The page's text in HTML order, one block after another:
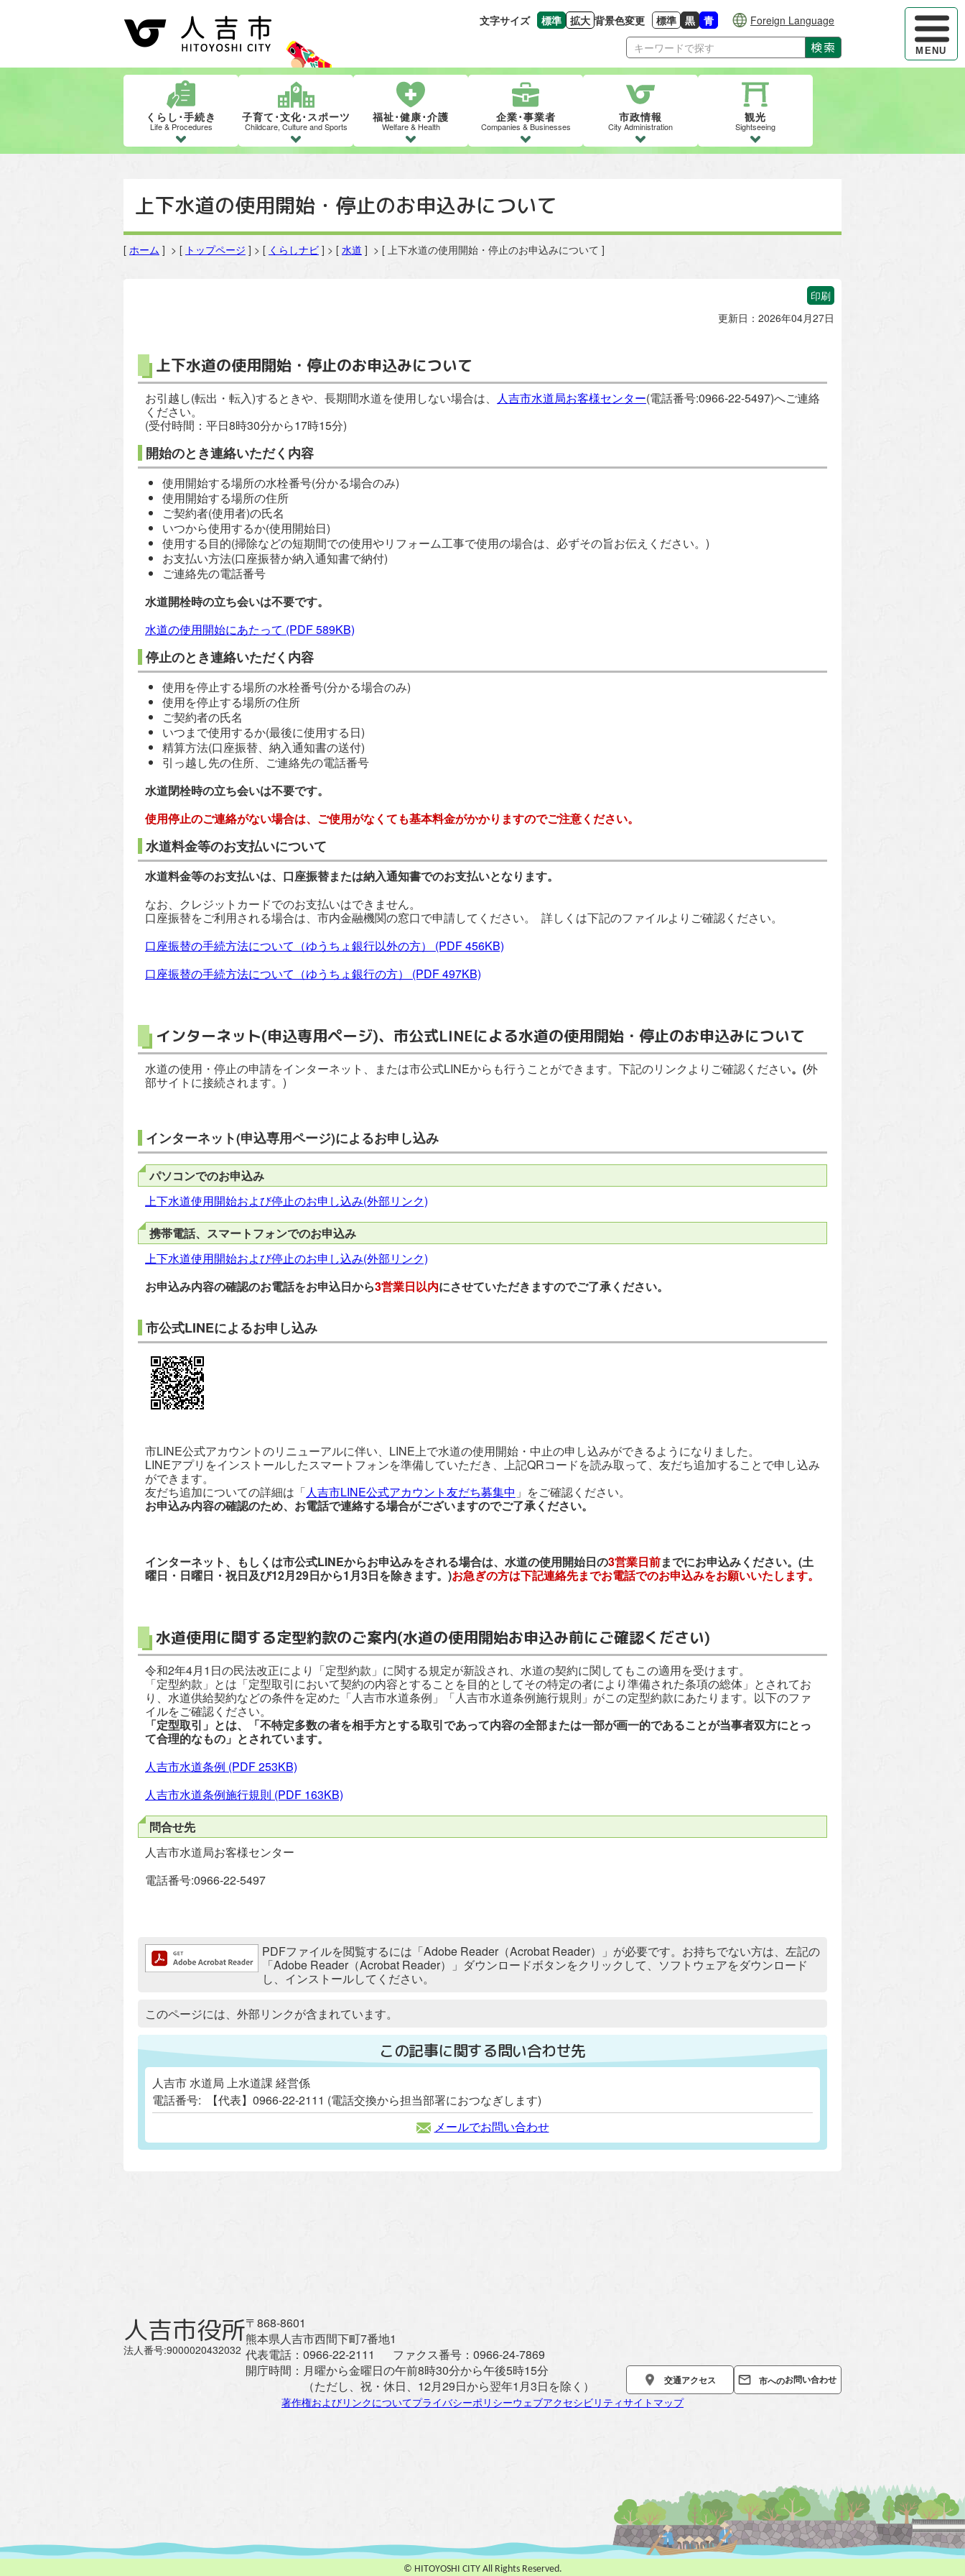
ハンバー
MENU
文字サイズ 標準
文字の大きさをもとの大きさに戻す
拡大
文字を大きくする
背景色変更 標準
背景色の変更：白
黒
背景色の変更：黒
青
背景色の変更：青
Foreign Language
検索
くらし･手続き
Life & Procedures
子育て･文化･スポーツ
Childcare, Culture and Sports
福祉･健康･介護
Welfare & Health
企業･事業者
Companies & Businesses
市政情報
City Administration
観光
Sightseeing
上下水道の使用開始・停止のお申込みについて
[ ホーム ] > [ トップページ ] > [ くらしナビ ] > [ 水道 ] > [ 上下水道の使用開始・停止のお申込みについて ]
印刷
更新日：2026年04月27日
上下水道の使用開始・停止のお申込みについて
お引越し(転出・転入)するときや、長期間水道を使用しない場合は、 人吉市水道局お客様センター(電話番号:0966-22-5497)へご連絡
ください。
(受付時間：平日8時30分から17時15分)
開始のとき連絡いただく内容
使用開始する場所の水栓番号(分かる場合のみ)
使用開始する場所の住所
ご契約者(使用者)の氏名
いつから使用するか(使用開始日)
使用する目的(掃除などの短期間での使用やリフォーム工事で使用の場合は、必ずその旨お伝えください。)
お支払い方法(口座振替か納入通知書で納付)
ご連絡先の電話番号
水道開栓時の立ち会いは不要です。
水道の使用開始にあたって (PDF 589KB)
停止のとき連絡いただく内容
使用を停止する場所の水栓番号(分かる場合のみ)
使用を停止する場所の住所
ご契約者の氏名
いつまで使用するか(最後に使用する日)
精算方法(口座振替、納入通知書の送付)
引っ越し先の住所、ご連絡先の電話番号
水道閉栓時の立ち会いは不要です。
使用停止のご連絡がない場合は、ご使用がなくても基本料金がかかりますのでご注意ください。
水道料金等のお支払いについて
水道料金等のお支払いは、口座振替または納入通知書でのお支払いとなります。
なお、クレジットカードでのお支払いはできません。
口座振替をご利用される場合は、市内金融機関の窓口で申請してください。 詳しくは下記のファイルよりご確認ください。
口座振替の手続方法について（ゆうちょ銀行以外の方）
(PDF 456KB)
口座振替の手続方法について（ゆうちょ銀行の方）
(PDF 497KB)
インターネット(申込専用ページ)、市公式LINEによる水道の使用開始・停止のお申込みについて
水道の使用・停止の申請をインターネット、または市公式LINEからも行うことができます。下記のリンクよりご確認ください。(外
部サイトに接続されます。)
インターネット(申込専用ページ)によるお申し込み
パソコンでのお申込み
上下水道使用開始および停止のお申し込み(外部リンク)
携帯電話、スマートフォンでのお申込み
上下水道使用開始および停止のお申し込み(外部リンク)
お申込み内容の確認のお電話をお申込日から3営業日以内にさせていただきますのでご了承ください。
市公式LINEによるお申し込み
市LINE公式アカウントのリニューアルに伴い、LINE上で水道の使用開始・中止の申し込みができるようになりました。
LINEアプリをインストールしたスマートフォンを準備していただき、上記QRコードを読み取って、友だち追加することで申し込み
ができます。
友だち追加についての詳細は「人吉市LINE公式アカウント友だち募集中 」をご確認ください。
お申込み内容の確認のため、お電話で連絡する場合がございますのでご了承ください。
インターネット、もしくは市公式LINEからお申込みをされる場合は、水道の使用開始日の3営業日前までにお申込みください。(土
曜日・日曜日・祝日及び12月29日から1月3日を除きます。)お急ぎの方は下記連絡先までお電話でのお申込みをお願いいたします。
水道使用に関する定型約款のご案内(水道の使用開始お申込み前にご確認ください)
令和2年4月1日の民法改正により「定型約款」に関する規定が新設され、水道の契約に関してもこの適用を受けます。
「定型約款」とは「定型取引において契約の内容とすることを目的としてその特定の者により準備された条項の総体」とされてお
り、水道供給契約などの条件を定めた「人吉市水道条例」「人吉市水道条例施行規則」がこの定型約款にあたります。以下のファ
イルをご確認ください。
「定型取引」とは、「不特定多数の者を相手方とする取引であって内容の全部または一部が画一的であることが当事者双方にとっ
て合理的なもの」とされています。
人吉市水道条例 (PDF 253KB)
人吉市水道条例施行規則 (PDF 163KB)
問合せ先
人吉市水道局お客様センター
電話番号:0966-22-5497
追加情報：PDFファイルPDFファイルを閲覧するには「Adobe Reader（Acrobat Reader）」が必要です。お持ちでない方は、左記の
「Adobe Reader（Acrobat Reader）」ダウンロードボタンをクリックして、ソフトウェアをダウンロード
し、インストールしてください。
追加情報：外部リンク
このページには、外部リンクが含まれています。
この記事に関する問い合わせ先
人吉市 水道局 上水道課 経営係
電話番号:
【代表】0966-22-2111 (電話交換から担当部署におつなぎします)
メールでお問い合わせ
人吉市役所
法人番号:9000020432032
〒868-8601
熊本県人吉市西間下町7番地1
代表電話： 0966-22-2111 ファクス番号： 0966-24-7869
開庁時間： 月曜から金曜日の午前8時30分から午後5時15分
（ただし、祝・休日、12月29日から翌年1月3日を除く）
交通アクセス 市へのお問い合わせ
著作権およびリンクについてプライバシーポリシーウェブアクセシビリティサイトマップ
© HITOYOSHI CITY All Rights Reserved.